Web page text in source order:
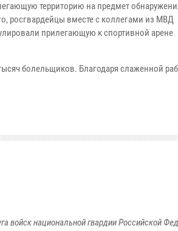
территорию на предмет
росгвардейцы вместе с коллегами из МВД
прилегающую к спортивной арене
болельщиков. Благодаря слаженной
войск национальной гвардии Российской